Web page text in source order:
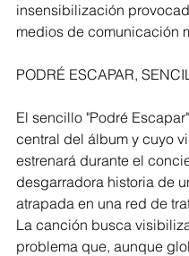
insensibilización
medios de comunicación
PODRÉ ESCAPAR,
El sencillo "Podré
central del álbum y cuyo
estrenará durante el
desgarradora historia de
atrapada en una red de
La canción busca
problema que, aunque